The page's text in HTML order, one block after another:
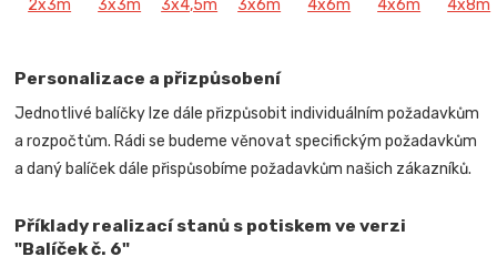
Personalizace a přizpůsobení
Jednotlivé balíčky lze dále přizpůsobit individuálním požadavkům
a rozpočtům. Rádi se budeme věnovat specifickým požadavkům
a daný balíček dále přispůsobíme požadavkům našich zákazníků.
Příklady realizací stanů s potiskem ve verzi
"Balíček č. 6"